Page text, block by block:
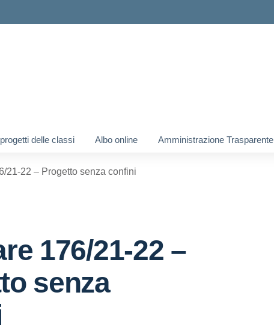
delle classi Albo online Amministrazione Trasparente
21-22 – Progetto senza confini
176/21-22 –
senza